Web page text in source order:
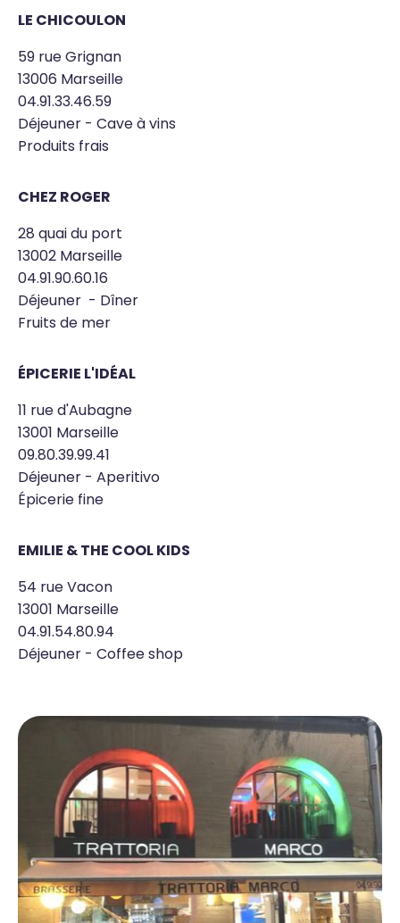
LE CHICOULON
59 rue Grignan
13006 Marseille
04.91.33.46.59
Déjeuner - Cave à vins
Produits frais
CHEZ ROGER
28 quai du port
13002 Marseille
04.91.90.60.16
Déjeuner - Dîner
Fruits de mer
ÉPICERIE L'IDÉAL
11 rue d'Aubagne
13001 Marseille
09.80.39.99.41
Déjeuner - Aperitivo
Épicerie fine
EMILIE & THE COOL KIDS
54 rue Vacon
13001 Marseille
04.91.54.80.94
Déjeuner - Coffee shop